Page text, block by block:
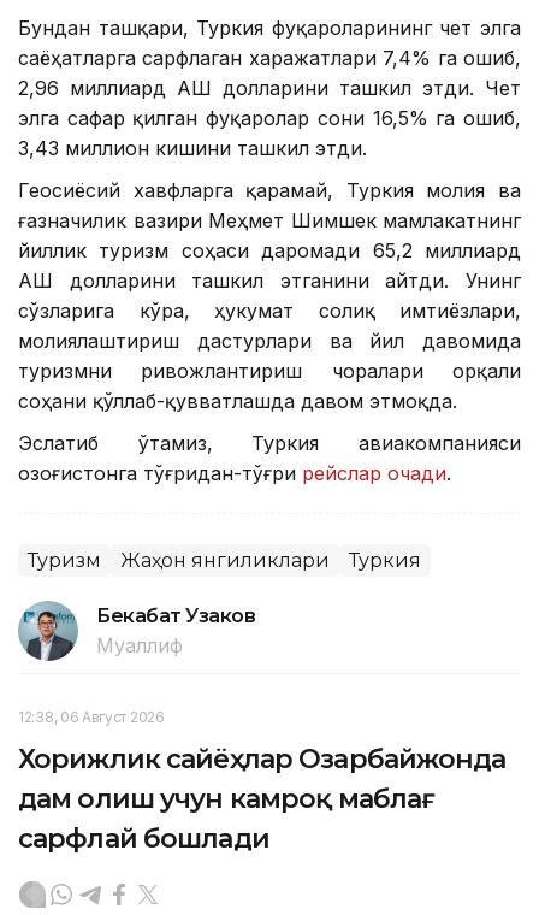
Бундан ташқари, Туркия фуқароларининг чет элга
саёҳатларга сарфлаган харажатлари 7,4% га ошиб,
2,96 миллиард АҚШ долларини ташкил этди. Чет
элга сафар қилган фуқаролар сони 16,5% га ошиб,
3,43 миллион кишини ташкил этди.
Геосиёсий хавфларга қарамай, Туркия молия ва
ғазначилик вазири Меҳмет Шимшек мамлакатнинг
йиллик туризм соҳаси даромади 65,2 миллиард
АҚШ долларини ташкил этганини айтди. Унинг
сўзларига кўра, ҳукумат солиқ имтиёзлари,
молиялаштириш дастурлари ва йил давомида
туризмни ривожлантириш чоралари орқали
соҳани қўллаб-қувватлашда давом этмоқда.
Эслатиб ўтамиз, Туркия авиакомпанияси
Қозоғистонга тўғридан-тўғри рейслар очади.
Туризм Жаҳон янгиликлари Туркия
Бекабат Узаков
Муаллиф
12:38, 06 Август 2026
Хорижлик сайёҳлар Озарбайжонда
дам олиш учун камроқ маблағ
сарфлай бошлади